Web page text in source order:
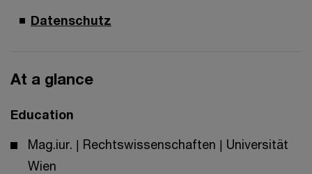
Datenschutz
At a glance
Education
Mag.iur. | Rechtswissenschaften | Universität
Wien